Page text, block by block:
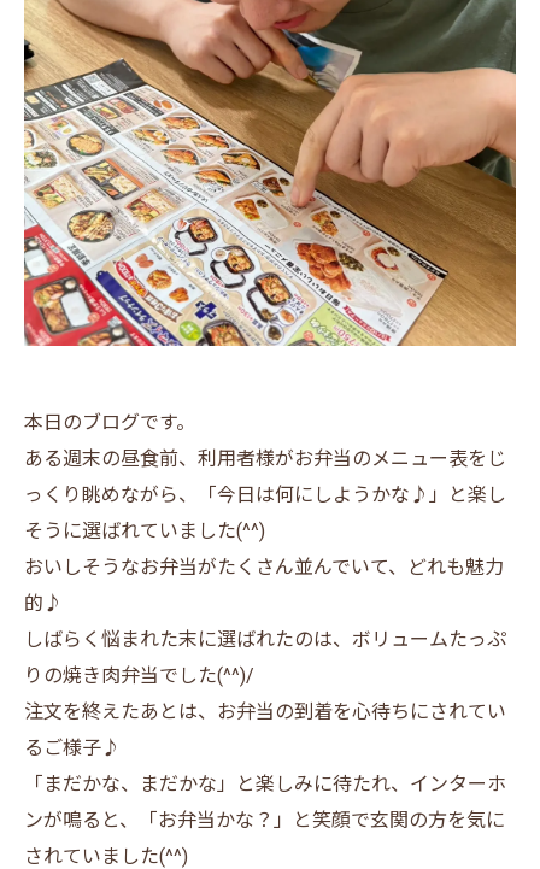
本日のブログです。
ある週末の昼食前、利用者様がお弁当のメニュー表をじ
っくり眺めながら、「今日は何にしようかな♪」と楽し
そうに選ばれていました(^^)
おいしそうなお弁当がたくさん並んでいて、どれも魅力
的♪
しばらく悩まれた末に選ばれたのは、ボリュームたっぷ
りの焼き肉弁当でした(^^)/
注文を終えたあとは、お弁当の到着を心待ちにされてい
るご様子♪
「まだかな、まだかな」と楽しみに待たれ、インターホ
ンが鳴ると、「お弁当かな？」と笑顔で玄関の方を気に
されていました(^^)